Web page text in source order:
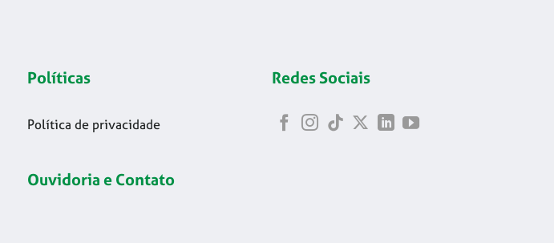
Políticas
Política de privacidade
Ouvidoria e Contato
Redes Sociais